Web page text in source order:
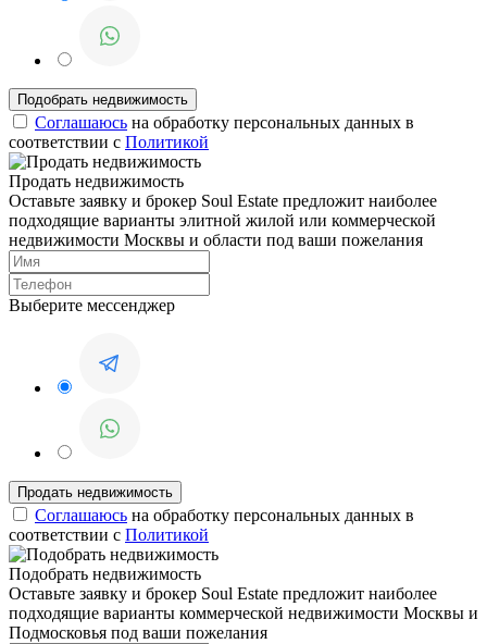
Соглашаюсь на обработку персональных данных в
соответствии с Политикой
Продать недвижимость
Оставьте заявку и брокер Soul Estate предложит наиболее
подходящие варианты элитной жилой или коммерческой
недвижимости Москвы и области под ваши пожелания
Выберите мессенджер
Соглашаюсь на обработку персональных данных в
соответствии с Политикой
Подобрать недвижимость
Оставьте заявку и брокер Soul Estate предложит наиболее
подходящие варианты коммерческой недвижимости Москвы и
Подмосковья под ваши пожелания